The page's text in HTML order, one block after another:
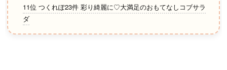
11位 つくれぽ23件 彩り綺麗に♡大満足のおもてなしコブサラ
ダ